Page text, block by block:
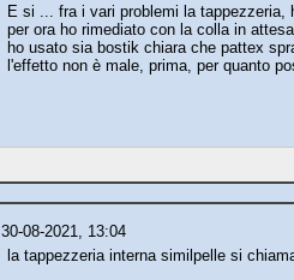
E si ... fra i vari problemi la tappezzeria,
per ora ho rimediato con la colla in
ho usato sia bostik chiara che pattex
l'effetto non è male, prima, per quanto
30-08-2021, 13:04
la tappezzeria interna similpelle si